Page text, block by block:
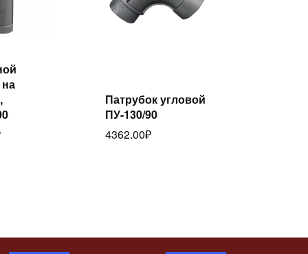
далее
Патрубок угловой
ПУ-130/90
4362.00₽